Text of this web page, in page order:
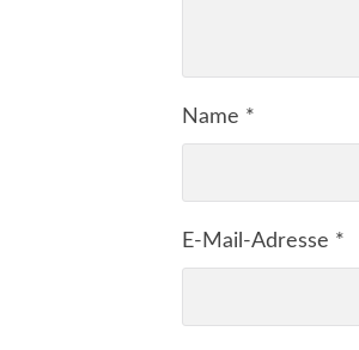
Name *
E-Mail-Adresse *